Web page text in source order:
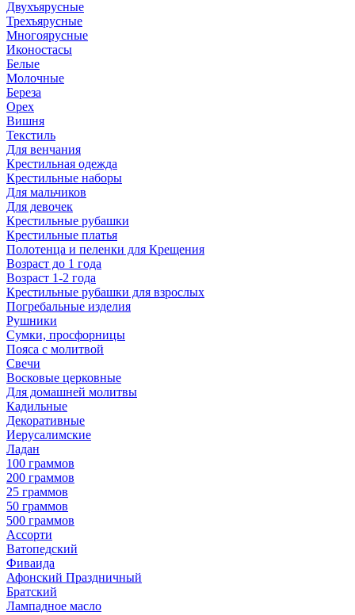
Двухъярусные
Трехъярусные
Многоярусные
Иконостасы
Белые
Молочные
Береза
Орех
Вишня
Текстиль
Для венчания
Крестильная одежда
Крестильные наборы
Для мальчиков
Для девочек
Крестильные рубашки
Крестильные платья
Полотенца и пеленки для Крещения
Возраст до 1 года
Возраст 1-2 года
Крестильные рубашки для взрослых
Погребальные изделия
Рушники
Сумки, просфорницы
Пояса с молитвой
Свечи
Восковые церковные
Для домашней молитвы
Кадильные
Декоративные
Иерусалимские
Ладан
100 граммов
200 граммов
25 граммов
50 граммов
500 граммов
Ассорти
Ватопедский
Фиваида
Афонский Праздничный
Братский
Лампадное масло